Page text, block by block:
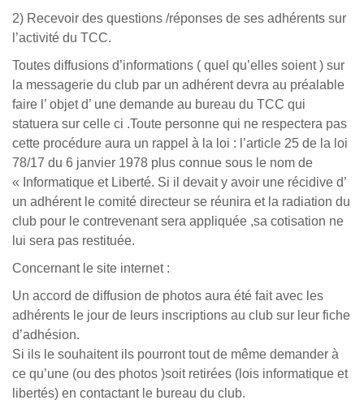
2) Recevoir des questions /réponses de ses adhérents sur
l’activité du TCC.
Toutes diffusions d’informations ( quel qu’elles soient ) sur
la messagerie du club par un adhérent devra au préalable
faire l’ objet d’ une demande au bureau du TCC qui
statuera sur celle ci .Toute personne qui ne respectera pas
cette procédure aura un rappel à la loi : l’article 25 de la loi
78/17 du 6 janvier 1978 plus connue sous le nom de
« Informatique et Liberté. Si il devait y avoir une récidive d’
un adhérent le comité directeur se réunira et la radiation du
club pour le contrevenant sera appliquée ,sa cotisation ne
lui sera pas restituée.
Concernant le site internet :
Un accord de diffusion de photos aura été fait avec les
adhérents le jour de leurs inscriptions au club sur leur fiche
d’adhésion.
Si ils le souhaitent ils pourront tout de même demander à
ce qu’une (ou des photos )soit retirées (lois informatique et
libertés) en contactant le bureau du club.